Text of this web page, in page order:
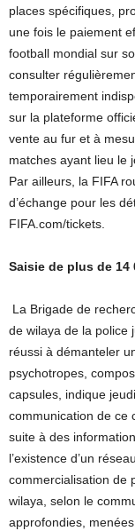
places spécifiques,
une fois le paiement
football mondial sur
consulter
temporairement
sur la plateforme
vente au fur et à
matches ayant lieu le
Par ailleurs, la FIFA
d’échange pour les
FIFA.com/tickets.
Saisie de plus de 14
La Brigade de
de wilaya de la police
réussi à démanteler
psychotropes,
capsules, indique
communication de ce
suite à des
l’existence d’un
commercialisation de
wilaya, selon le
approfondies,